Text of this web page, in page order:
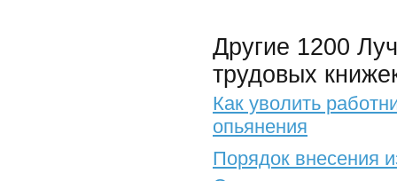
Другие 1200
трудовых
Как уволить
опьянения
Порядок внесения